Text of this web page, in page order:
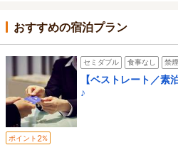
おすすめの宿泊プラン
セミダブル 食事なし 禁
【ベストレート／素
♪
ポイント 2%